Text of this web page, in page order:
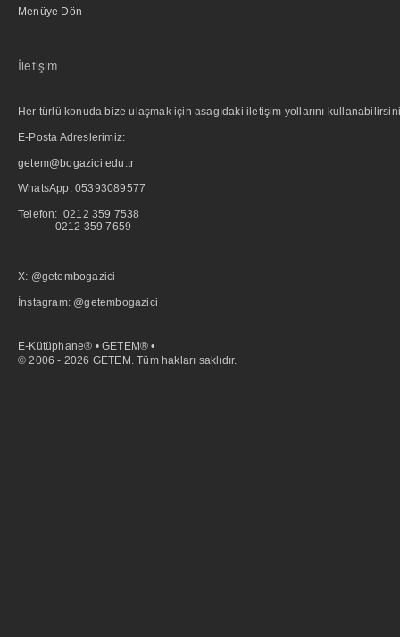
Menüye Dön
İletişim
Her türlü konuda bize ulaşmak için asagıdaki iletişim yollarını
E-Posta Adreslerimiz:
getem@bogazici.edu.tr
WhatsApp: 05393089577
Telefon: 0212 359 7538
0212 359 7659
X: @getembogazici
İnstagram: @getembogazici
E-Kütüphane® • GETEM® •
© 2006 - 2026 GETEM. Tüm hakları saklıdır.